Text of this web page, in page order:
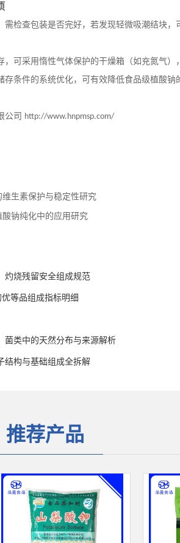
需检查包装是否完好，若发现轻微吸潮结块
可采用惰性气体保护的干燥箱（如充氮气）
存条件的系统优化，可有效降低食品级植酸
公司 http://www.hnpmsp.com/
生素保护与稳定性研究
钠纯化中的应用研究
灼烧残留安全组成规范
等品组成指标明细
菌类中的天然分布与来源解析
结构与基础组成全拆解
推荐产品